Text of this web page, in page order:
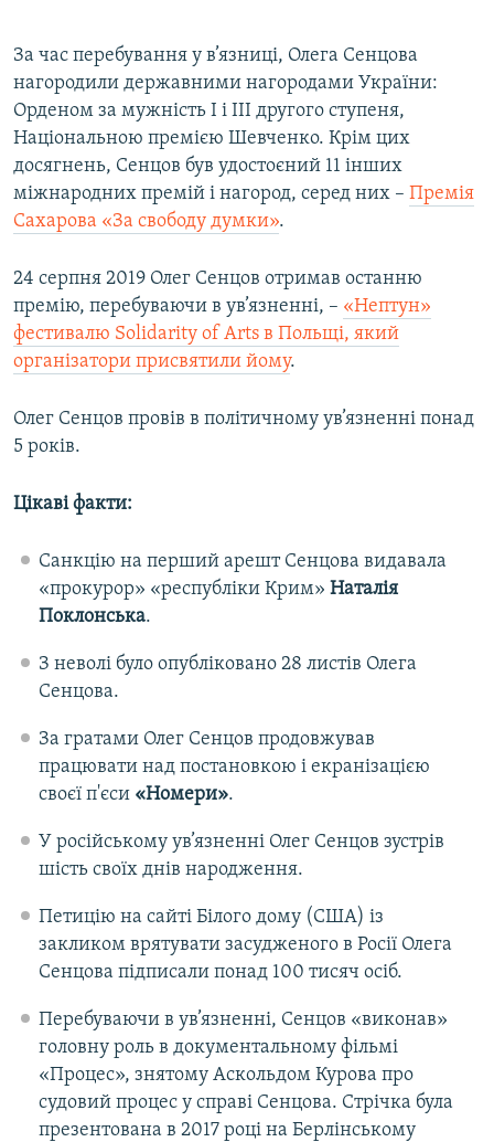
За час перебування у в’язниці, Олега Сенцова
нагородили державними нагородами України:
Орденом за мужність I і III другого ступеня,
Національною премією Шевченко. Крім цих
досягнень, Сенцов був удостоєний 11 інших
міжнародних премій і нагород, серед них – Премія
Сахарова «За свободу думки».
24 серпня 2019 Олег Сенцов отримав останню
премію, перебуваючи в ув’язненні, – «Нептун»
фестивалю Solidarity of Arts в Польщі, який
організатори присвятили йому.
Олег Сенцов провів в політичному ув’язненні понад
5 років.
Цікаві факти:
Санкцію на перший арешт Сенцова видавала
«прокурор» «республіки Крим» Наталія
Поклонська.
З неволі було опубліковано 28 листів Олега
Сенцова.
За гратами Олег Сенцов продовжував
працювати над постановкою і екранізацією
своєї п'єси «Номери».
У російському ув’язненні Олег Сенцов зустрів
шість своїх днів народження.
Петицію на сайті Білого дому (США) із
закликом врятувати засудженого в Росії Олега
Сенцова підписали понад 100 тисяч осіб.
Перебуваючи в ув’язненні, Сенцов «виконав»
головну роль в документальному фільмі
«Процес», знятому Аскольдом Курова про
судовий процес у справі Сенцова. Стрічка була
презентована в 2017 році на Берлінському